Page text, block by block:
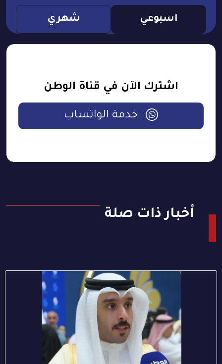
اسبوعي شهري
اشترك الآن في قناة الوطن
خدمة الواتساب
أخبار ذات صلة